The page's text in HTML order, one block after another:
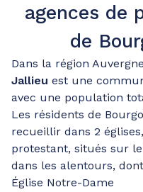
agences de
de
Dans la région
Jallieu est une
avec une population
Les résidents de
recueillir dans 2
protestant, situés sur
dans les alentours,
Église Notre-Dame